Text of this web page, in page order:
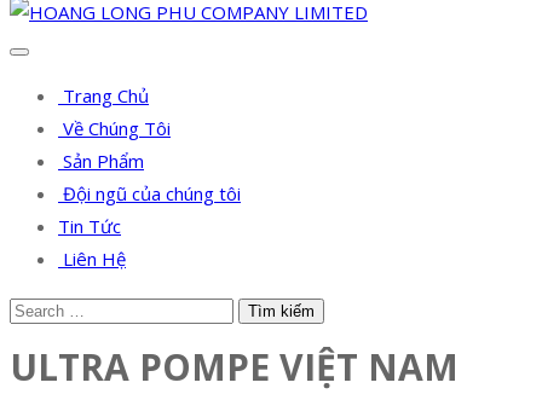
Trang Chủ
Về Chúng Tôi
Sản Phẩm
Đội ngũ của chúng tôi
Tin Tức
Liên Hệ
ULTRA POMPE VIỆT NAM